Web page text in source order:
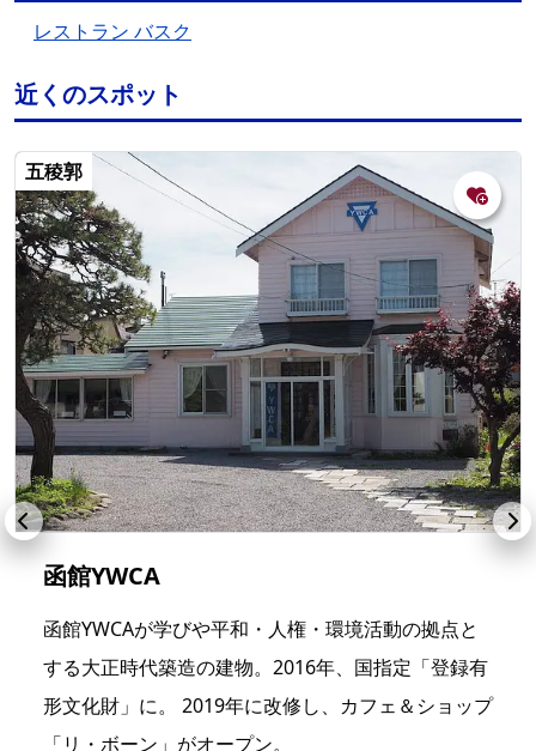
レストラン バスク
近くのスポット
五稜郭
函館YWCA
函館YWCAが学びや平和・人権・環境活動の拠点と
する大正時代築造の建物。2016年、国指定「登録有
形文化財」に。 2019年に改修し、カフェ＆ショップ
「リ・ボーン」がオープン。